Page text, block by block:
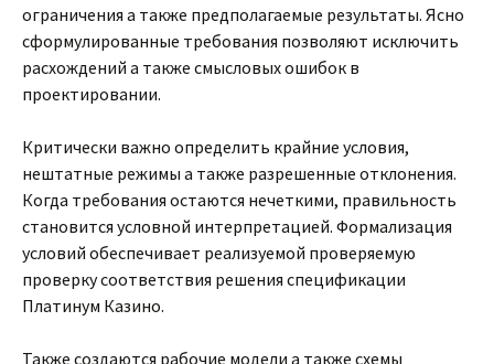
ограничения а также предполагаемые результаты. Ясно
сформулированные требования позволяют исключить
расхождений а также смысловых ошибок в
проектировании.
Критически важно определить крайние условия,
нештатные режимы а также разрешенные отклонения.
Когда требования остаются нечеткими, правильность
становится условной интерпретацией. Формализация
условий обеспечивает реализуемой проверяемую
проверку соответствия решения спецификации
Платинум Казино.
Также создаются рабочие модели а также схемы